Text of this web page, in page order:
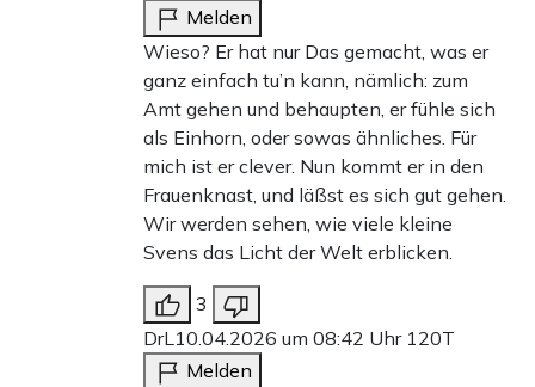
Melden
Wieso? Er hat nur Das gemacht, was er
ganz einfach tu’n kann, nämlich: zum
Amt gehen und behaupten, er fühle sich
als Einhorn, oder sowas ähnliches. Für
mich ist er clever. Nun kommt er in den
Frauenknast, und läßst es sich gut gehen.
Wir werden sehen, wie viele kleine
Svens das Licht der Welt erblicken.
3
DrL10.04.2026 um 08:42 Uhr 120T
Melden